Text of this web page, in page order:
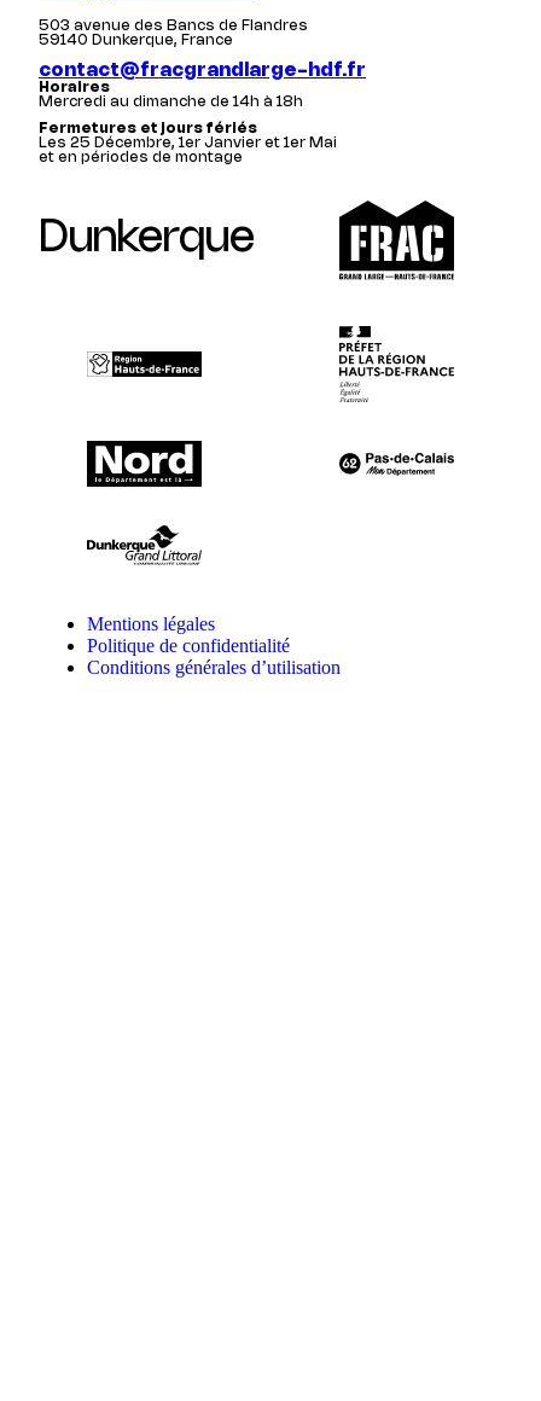
503 avenue des Bancs de Flandres
59140 Dunkerque, France
contact@fracgrandlarge-hdf.fr
Horaires
Mercredi au dimanche de 14h à 18h
Fermetures et jours fériés
Les 25 Décembre, 1er Janvier et 1er Mai
et en périodes de montage
Dunkerque
Mentions légales
Politique de confidentialité
Conditions générales d’utilisation